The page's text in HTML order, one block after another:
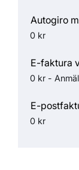
Autogiro
0 kr
E-faktura
0 kr -
E-
0 kr